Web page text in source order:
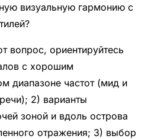
визуальную гармонию с
вопрос, ориентируйтесь
с хорошим
диапазоне частот (мид и
2) варианты
зоной и вдоль острова
отражения; 3) выбор